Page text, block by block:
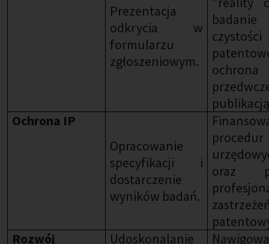
Prezentacja
odkrycia w
formularzu
zgłoszeniowym.
badanie
czystości
ochrona
Ochrona IP
Opracowanie
specyfikacji i
dostarczenie
wyników badań.
procedur
oraz
Rozwój
Udoskonalanie